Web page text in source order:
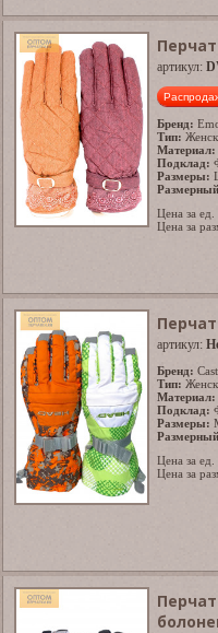
артикул:
Бренд:
Тип:
Материал:
Подклад:
Размеры:
Цена за
Цена за
артикул:
Бренд:
Тип:
Материал:
Подклад:
Размеры:
Цена за
Цена за